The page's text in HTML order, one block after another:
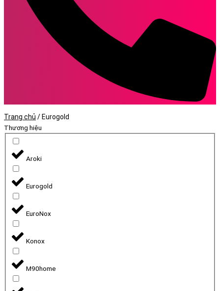
Trang chủ / Eurogold
Thương hiệu
Aroki
Eurogold
EuroNox
Konox
M90home